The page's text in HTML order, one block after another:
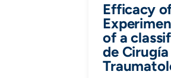
Efficacy
of a
de